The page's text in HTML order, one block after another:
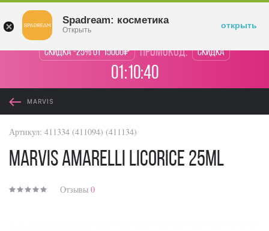
Скидка -25% от 15000₽ промокод: Скидка
01:10:39
MARVIS
Артикул: 411334 (411094) (411134)
Marvis Amarelli Licorice 25ml
Отзывы 0
Spadream: косметика
Открыть открыть